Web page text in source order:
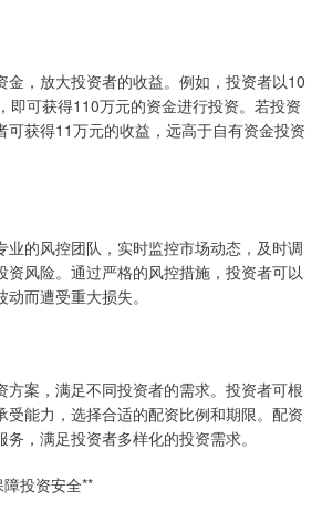
金，放大投资者的收益。例如，投资者以10
即可获得110万元的资金进行投资。若投资
可获得11万元的收益，远高于自有资金投资
业的风控团队，实时监控市场动态，及时调
资风险。通过严格的风控措施，投资者可以
而遭受重大损失。
方案，满足不同投资者的需求。投资者可根
受能力，选择合适的配资比例和期限。配资
，满足投资者多样化的投资需求。
投资安全**